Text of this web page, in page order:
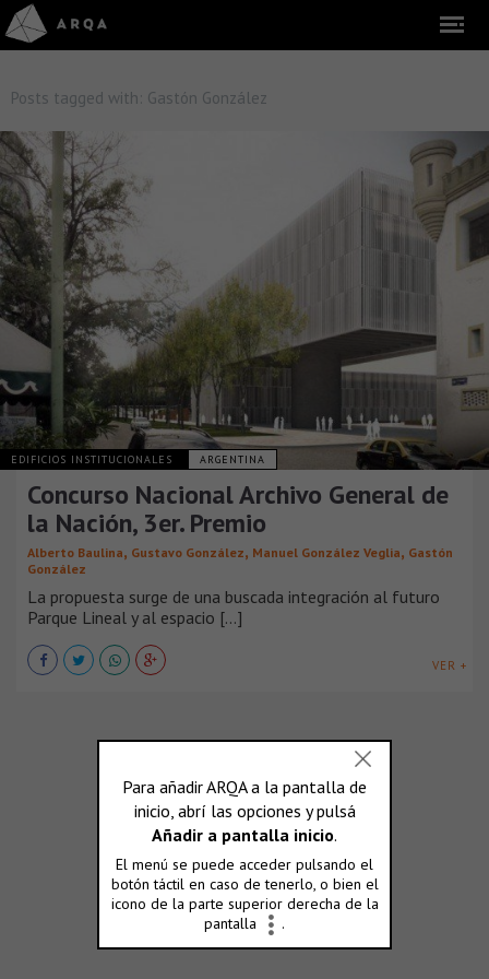
Posts tagged with: Gastón González
EDIFICIOS INSTITUCIONALES ARGENTINA
Concurso Nacional Archivo General de
la Nación, 3er. Premio
Alberto Baulina, Gustavo González, Manuel González Veglia, Gastón
González
La propuesta surge de una buscada integración al futuro
Parque Lineal y al espacio [...]
VER +